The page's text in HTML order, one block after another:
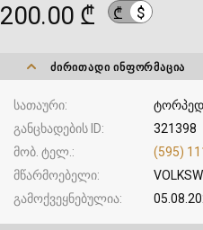
200.00 ₾ ₾ $
ᲫᲘᲠᲘᲗᲐᲓᲘ ᲘᲜᲤᲝᲠᲛᲐᲪᲘᲐ
სათაური
განცხადების ID
321398
მობ. ტელ.
(595)
მწარმოებელი
გამოქვეყნებულია